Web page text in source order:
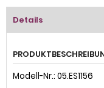
Details
Modell-Nr.: 05.ES1156